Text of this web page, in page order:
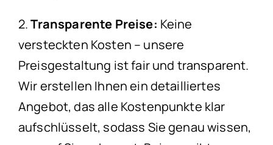
2.Transparente Preise: Keine
versteckten Kosten – unsere
Preisgestaltung ist fair und transparent.
Wir erstellen Ihnen ein detailliertes
Angebot, das alle Kostenpunkte klar
aufschlüsselt, sodass Sie genau wissen,